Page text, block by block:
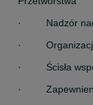
·
·
·         Ścisła
·